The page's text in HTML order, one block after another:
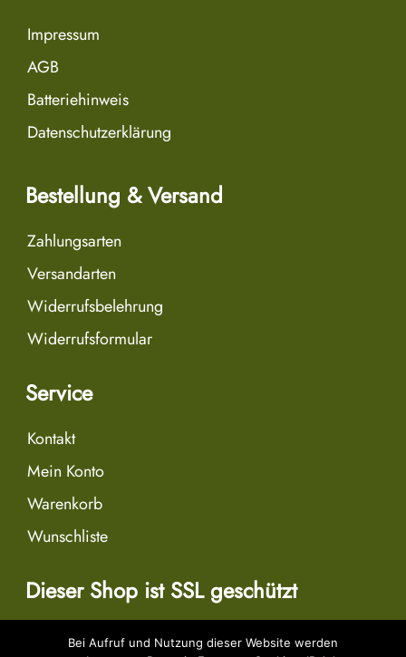
Impressum
AGB
Batteriehinweis
Datenschutzerklärung
Bestellung & Versand
Zahlungsarten
Versandarten
Widerrufsbelehrung
Widerrufsformular
Service
Kontakt
Mein Konto
Warenkorb
Wunschliste
Dieser Shop ist SSL geschützt
Bei Aufruf und Nutzung dieser Website werden